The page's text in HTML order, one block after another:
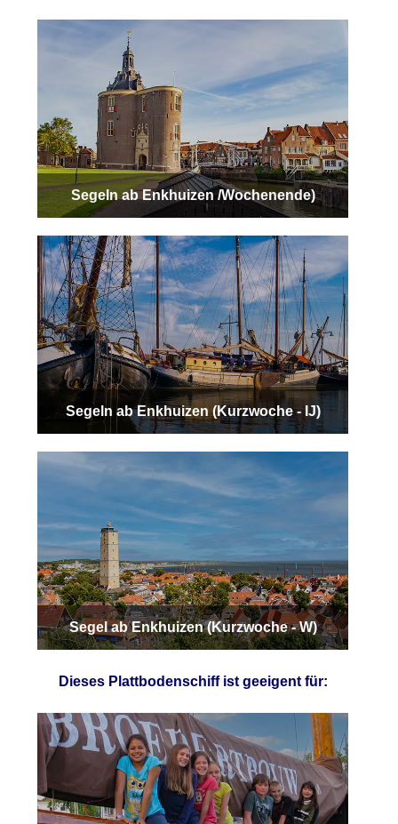
Segeln ab Enkhuizen /Wochenende)
Segeln ab Enkhuizen (Kurzwoche - IJ)
Segel ab Enkhuizen (Kurzwoche - W)
Dieses Plattbodenschiff ist geeigent für: